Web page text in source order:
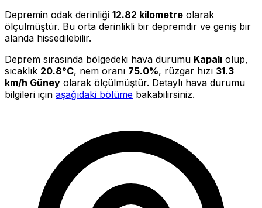
Depremin odak derinliği 12.82 kilometre olarak
ölçülmüştür. Bu orta derinlikli bir depremdir ve geniş bir
alanda hissedilebilir.
Deprem sırasında bölgedeki hava durumu Kapalı olup,
sıcaklık 20.8°C, nem oranı 75.0%, rüzgar hızı 31.3
km/h Güney olarak ölçülmüştür. Detaylı hava durumu
bilgileri için aşağıdaki bölüme bakabilirsiniz.